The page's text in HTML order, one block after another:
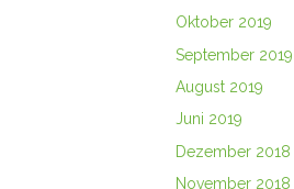
Oktober 2019
September 2019
August 2019
Juni 2019
Dezember 2018
November 2018